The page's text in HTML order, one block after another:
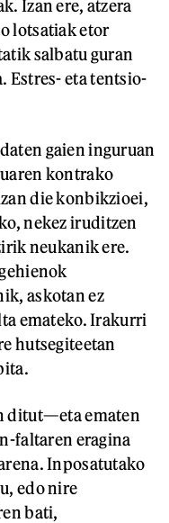
Izan ere, atzera
lotsatiak etor
salbatu guran
Estres- eta tentsio-
gaien inguruan
kontrako
die konbikzioei,
nekez iruditzen
neukanik ere.
askotan ez
emateko. Irakurri
hutsegiteetan
ditut—eta ematen
faltaren eragina
Inposatutako
edo nire
bati,